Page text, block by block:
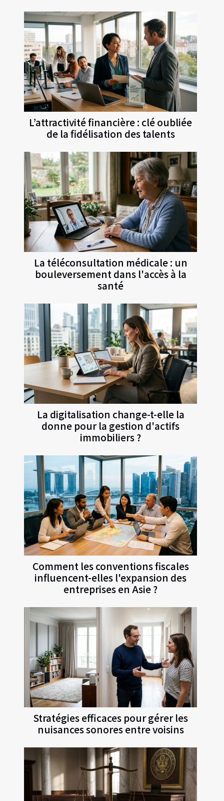
L’attractivité financière : clé oubliée
de la fidélisation des talents
La téléconsultation médicale : un
bouleversement dans l'accès à la
santé
La digitalisation change-t-elle la
donne pour la gestion d'actifs
immobiliers ?
Comment les conventions fiscales
influencent-elles l'expansion des
entreprises en Asie ?
Stratégies efficaces pour gérer les
nuisances sonores entre voisins